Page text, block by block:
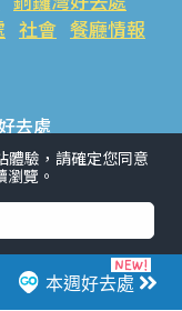
本週好去處
社會 餐廳情報
去處
旺角好去處 社會
群熱話
#限時搶
#著數 #網絡熱話
驗，請確定您同意
瀏覽。